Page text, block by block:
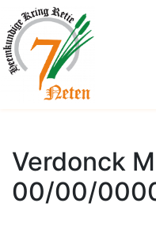
Verdonck
00/00/